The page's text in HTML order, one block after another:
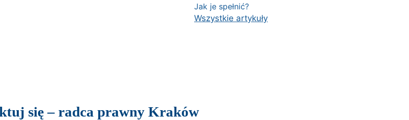
Jak je spełnić?
Wszystkie artykuły
się – radca prawny Kraków